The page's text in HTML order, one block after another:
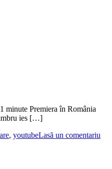
minute Premiera în România
ies […]
, youtubeLasă un comentariu